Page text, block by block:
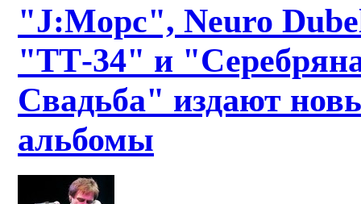
"J:Moрс", Neuro
"ТТ-34" и
Свадьба" издают
альбомы